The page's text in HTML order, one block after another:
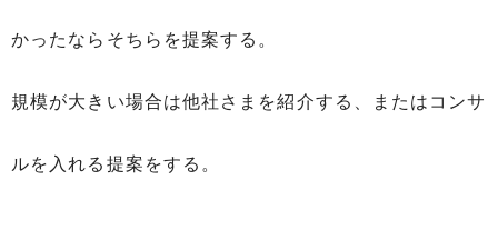
かったならそちらを提案する。
規模が大きい場合は他社さまを紹介する、またはコンサ
ルを入れる提案をする。